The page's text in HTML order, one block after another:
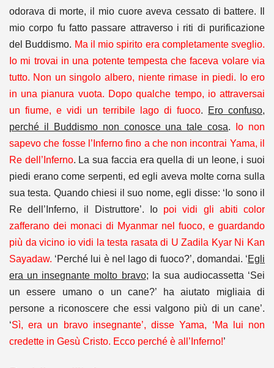
odorava di morte, il mio cuore aveva cessato di battere. Il
mio corpo fu fatto passare attraverso i riti di purificazione
del Buddismo. Ma il mio spirito era completamente sveglio.
Io mi trovai in una potente tempesta che faceva volare via
tutto. Non un singolo albero, niente rimase in piedi. Io ero
in una pianura vuota. Dopo qualche tempo, io attraversai
un fiume, e vidi un terribile lago di fuoco.
Ero confuso,
perché il Buddismo non conosce una tale cosa.
Io non
sapevo che fosse l’Inferno fino a che non incontrai Yama, il
Re dell’Inferno. La sua faccia era quella di un leone, i suoi
piedi erano come serpenti, ed egli aveva molte corna sulla
sua testa. Quando chiesi il suo nome, egli disse: ‘Io sono il
Re dell’Inferno, il Distruttore’. Io poi vidi gli abiti color
zafferano dei monaci di Myanmar nel fuoco, e guardando
più da vicino io vidi la testa rasata di U Zadila Kyar Ni Kan
Sayadaw. ‘Perché lui è nel lago di fuoco?’, domandai. ‘Egli
era un insegnante molto bravo; la sua audiocassetta ‘Sei
un essere umano o un cane?’ ha aiutato migliaia di
persone a riconoscere che essi valgono più di un cane’.
‘Sì, era un bravo insegnante’, disse Yama, ‘Ma lui non
credette in Gesù Cristo. Ecco perché è all’Inferno!’